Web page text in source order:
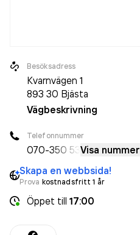
Besöksadress
Kvarnvägen 1
893 30 Bjästa
Vägbeskrivning
Telefonnummer
070-350 53 Visa nummer
Skapa en webbsida!
Prova kostnadsfritt 1 år
Öppet till 17:00